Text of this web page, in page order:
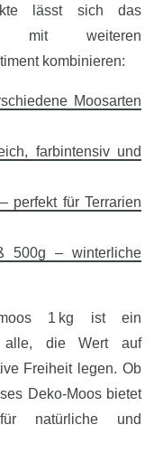
lässt sich das
mit weiteren
kombinieren:
Moosarten
farbintensiv und
perfekt für Terrarien
500g – winterliche
1 kg ist ein
alle, die Wert auf
Freiheit legen. Ob
Deko-Moos bietet
für natürliche und